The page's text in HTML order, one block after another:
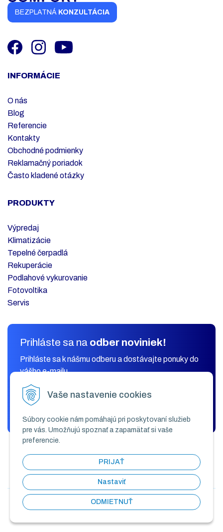
Vaše nastavenie cookies
Súbory cookie nám pomáhajú pri poskytovaní služieb
pre vás. Umožňujú spoznať a zapamätať si vaše
preferencie.
PRIJAŤ
Nastaviť
ODMIETNUŤ
BEZPLATNÁ KONZULTÁCIA
INFORMÁCIE
O nás
Blog
Referencie
Kontakty
Obchodné podmienky
Reklamačný poriadok
Často kladené otázky
PRODUKTY
Výpredaj
Klimatizácie
Tepelné čerpadlá
Rekuperácie
Podlahové vykurovanie
Fotovoltika
Servis
Prihláste sa na odber noviniek!
Prihláste sa k nášmu odberu a dostávajte ponuky do
vášho e-mailu.
© 2026 KLIMAK COMFORT